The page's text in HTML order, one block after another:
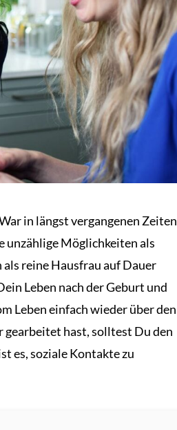
in längst vergangenen Zeiten
unzählige Möglichkeiten als
reine Hausfrau auf Dauer
Leben nach der Geburt und
Leben einfach wieder über den
gearbeitet hast, solltest Du den
es, soziale Kontakte zu